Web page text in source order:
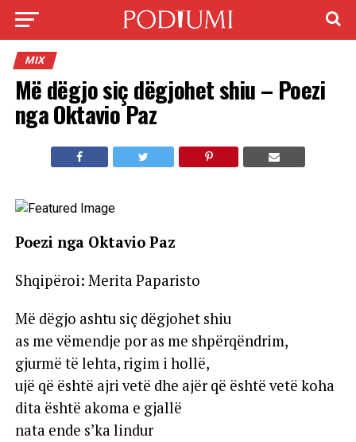
MIX
Më dëgjo siç dëgjohet shiu – Poezi
nga Oktavio Paz
Poezi nga Oktavio Paz
Shqipëroi: Merita Paparisto
Më dëgjo ashtu siç dëgjohet shiu
as me vëmendje por as me shpërqëndrim,
gjurmë të lehta, rigim i hollë,
ujë që është ajri vetë dhe ajër që është vetë koha
dita është akoma e gjallë
nata ende s’ka lindur